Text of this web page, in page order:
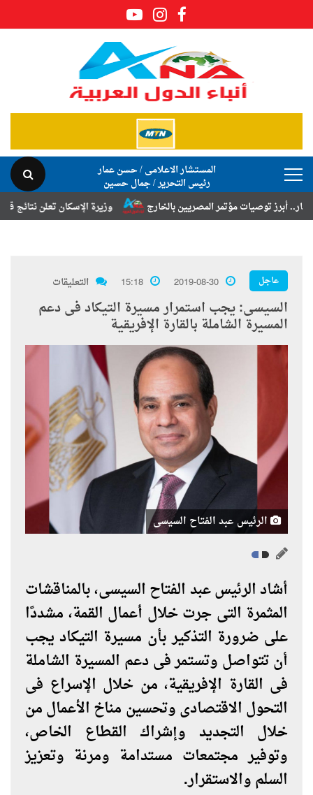
المستشار الاعلامى / حسن عمار
رئيس التحرير / جمال حسين
وزيرة الإسكان تعلن نتائج قرعة
مؤتمر المصريين بالخارج
عاجل 2019-08-30
15:18 التعليقات
السيسى: يجب استمرار مسيرة التيكاد فى دعم
المسيرة الشاملة بالقارة الإفريقية
الرئيس عبد الفتاح السيسى
أشاد الرئيس عبد الفتاح السيسى، بالمناقشات
المثمرة التى جرت خلال أعمال القمة، مشددًا
على ضرورة التذكير بأن مسيرة التيكاد يجب
أن تتواصل وتستمر فى دعم المسيرة الشاملة
فى القارة الإفريقية، من خلال الإسراع فى
التحول الاقتصادى وتحسين مناخ الأعمال من
خلال التجديد وإشراك القطاع الخاص،
وتوفير مجتمعات مستدامة ومرنة وتعزيز
السلم والاستقرار.